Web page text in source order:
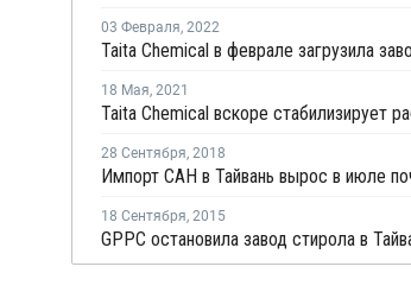
03 Февраля, 2022
18 Мая, 2021
28 Сентября, 2018
Импорт САН в Тайвань вырос в июле
18 Сентября, 2015